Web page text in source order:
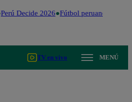
Decide 2026 Fútbol peruano
TV en vivo MENÚ